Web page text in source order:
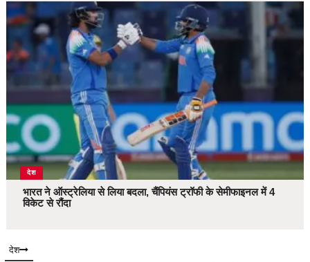
देश
भारत ने ऑस्ट्रेलिया से लिया बदला, चैंपियंस ट्रॉफी के सेमीफाइनल में 4
विकेट से रौंदा
देश